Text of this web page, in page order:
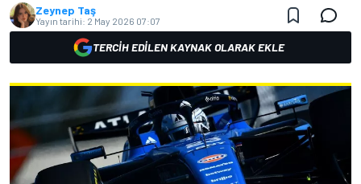
Zeynep Taş
Yayın tarihi: 2 May 2026 07:07
TERCIH EDILEN KAYNAK OLARAK EKLE